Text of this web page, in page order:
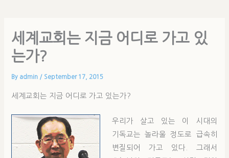
세계교회는 지금 어디로 가고 있
는가?
By admin / September 17, 2015
세계교회는 지금 어디로 가고 있는가?
우리가 살고 있는 이 시대의
기독교는 놀라울 정도로 급속히
변질되어 가고 있다. 그래서